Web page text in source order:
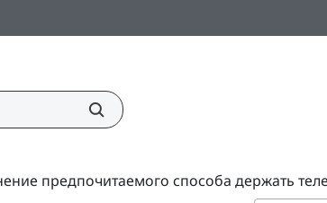
предпочитаемого способа держать